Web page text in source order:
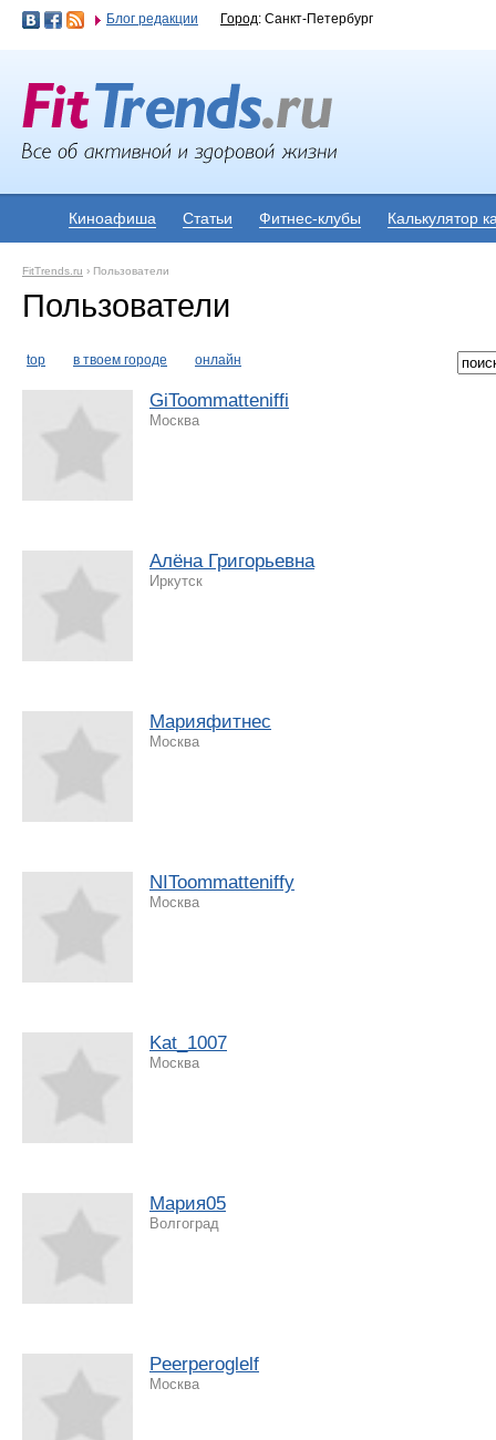
Блог редакции Город: Санкт-Петербург
Киноафиша Статьи Фитнес-клубы Калькулятор
FitTrends.ru › Пользователи
Пользователи
top в твоем городе онлайн
GiToommatteniffi
Москва
Алёна Григорьевна
Иркутск
Марияфитнес
Москва
NIToommatteniffy
Москва
Kat_1007
Москва
Мария05
Волгоград
Peerperoglelf
Москва